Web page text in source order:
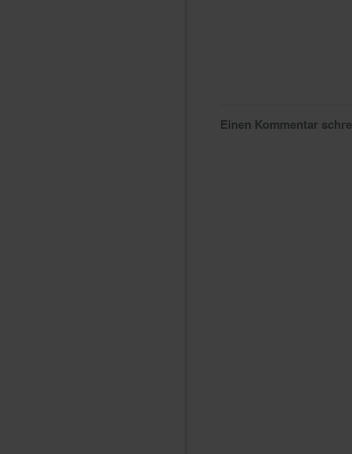
Einen Kommentar